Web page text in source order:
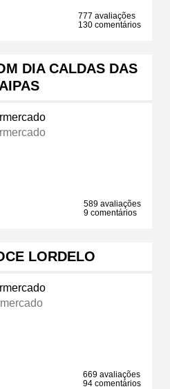
777 avaliações
130 comentários
DIA CALDAS DAS
589 avaliações
9 comentários
LORDELO
669 avaliações
94 comentários